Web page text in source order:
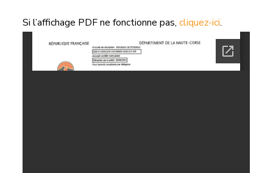
Si l’affichage PDF ne fonctionne pas,cliquez-ici.